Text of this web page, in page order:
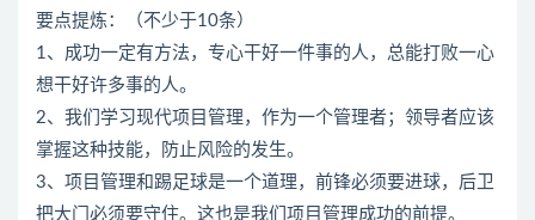
要点提炼：（不少于10条）
1、成功一定有方法，专心干好一件事的人，总能打败一心
想干好许多事的人。
2、我们学习现代项目管理，作为一个管理者；领导者应该
掌握这种技能，防止风险的发生。
3、项目管理和踢足球是一个道理，前锋必须要进球，后卫
把大门必须要守住。这也是我们项目管理成功的前提。